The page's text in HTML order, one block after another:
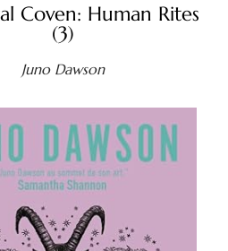
Coven: Human Rites
(3)
Juno Dawson